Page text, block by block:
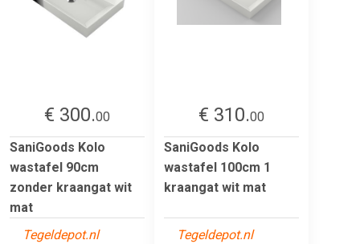
€ 300.00
SaniGoods Kolo
wastafel 90cm
zonder kraangat wit
mat
Tegeldepot.nl
€ 310.00
SaniGoods Kolo
wastafel 100cm 1
kraangat wit mat
Tegeldepot.nl